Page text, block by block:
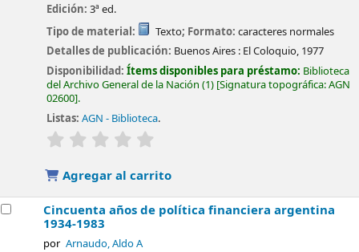
Edición:3ª ed.
Tipo de material:
Texto; Formato: caracteres normales
Detalles de publicación: Buenos Aires : El Coloquio, 1977
Disponibilidad:Ítems disponibles para préstamo: Biblioteca
del Archivo General de la Nación (1) Signatura topográfica:AGN
02600 .
Listas: AGN - Biblioteca.
valoración
Agregar al carrito
Cincuenta años de política financiera argentina
1934-1983
por Arnaudo, Aldo A